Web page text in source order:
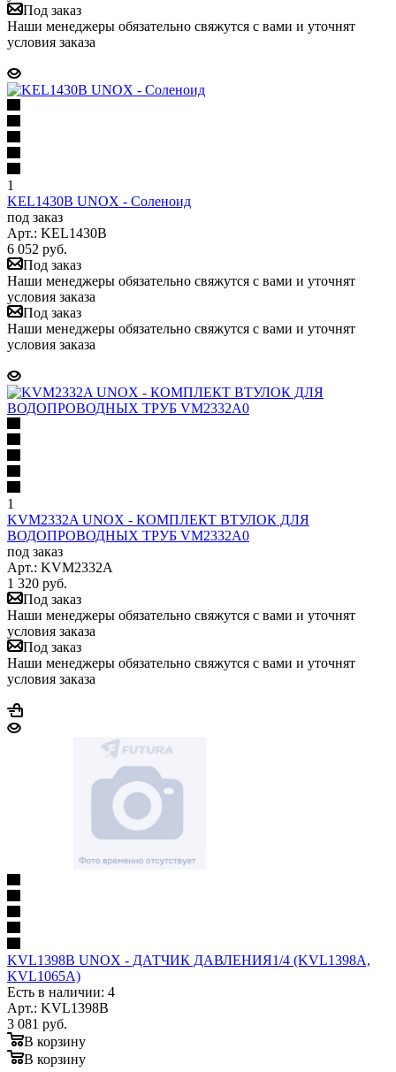
Под заказ
Наши менеджеры обязательно свяжутся с вами и уточнят
условия заказа
1
KEL1430B UNOX - Соленоид
под заказ
Арт.: KEL1430B
6 052 руб.
Под заказ
Наши менеджеры обязательно свяжутся с вами и уточнят
условия заказа
Под заказ
Наши менеджеры обязательно свяжутся с вами и уточнят
условия заказа
1
KVM2332A UNOX - КОМПЛЕКТ ВТУЛОК ДЛЯ
ВОДОПРОВОДНЫХ ТРУБ VM2332A0
под заказ
Арт.: KVM2332A
1 320 руб.
Под заказ
Наши менеджеры обязательно свяжутся с вами и уточнят
условия заказа
Под заказ
Наши менеджеры обязательно свяжутся с вами и уточнят
условия заказа
KVL1398B UNOX - ДАТЧИК ДАВЛЕНИЯ1/4 (KVL1398A,
KVL1065A)
Есть в наличии: 4
Арт.: KVL1398B
3 081 руб.
В корзину
В корзину